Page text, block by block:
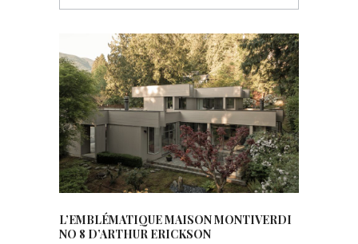
L’EMBLÉMATIQUE MAISON MONTIVERDI
NO 8 D’ARTHUR ERICKSON